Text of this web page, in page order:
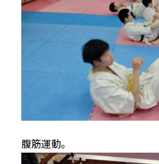
腹筋運動。